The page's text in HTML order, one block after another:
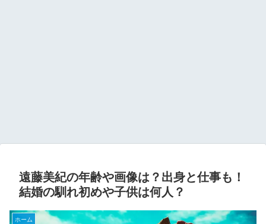
遠藤美紀の年齢や画像は？出身と仕事も！
結婚の馴れ初めや子供は何人？
ホーム